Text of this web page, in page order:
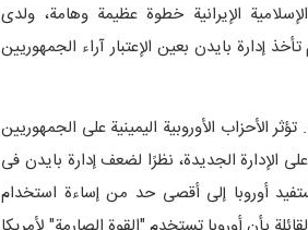
الإیرانیة خطوة عظیمة وهامة، ولدى
بایدن بعین الإعتبار آراء الجمهوریین
الأحزاب الأوروبیة الیمینیة على الجمهوریین
الإدارة الجدیدة، نظرًا لضعف إدارة بایدن فی
أوروبا إلى أقصى حد من إساءة استخدام